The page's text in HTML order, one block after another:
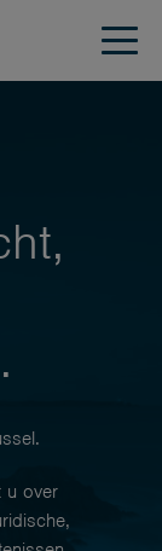
u over